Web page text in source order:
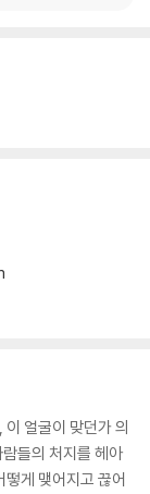
얼굴이 맞던가 의
들의 처지를 헤아
게 맺어지고 끊어